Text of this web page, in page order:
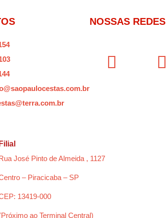
NOSSAS REDES
Filial
José Pinto de Almeida , 1127
– Piracicaba – SP
13419-000
ao Terminal Central)